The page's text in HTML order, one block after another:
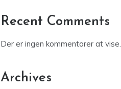
Recent Comments
Der er ingen kommentarer at vise.
Archives